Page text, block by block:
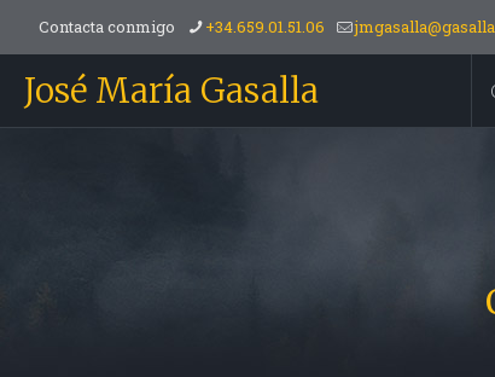
Contacta conmigo +34.659.01.51.06
José María Gasalla